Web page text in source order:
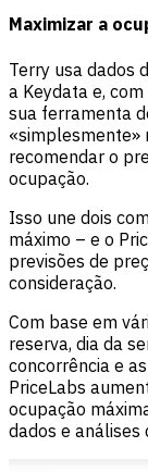
Maximizar a
Terry usa dados
a Keydata e,
sua ferramenta
«simplesmente»
recomendar o
ocupação.
Isso une dois
máximo – e o
previsões de
consideração.
Com base em
reserva, dia da
concorrência e
PriceLabs
ocupação
dados e